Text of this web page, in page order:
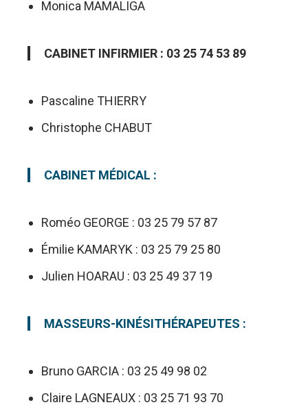
Monica MAMALIGA
CABINET INFIRMIER : 03 25 74 53 89
Pascaline THIERRY
Christophe CHABUT
CABINET MÉDICAL :
Roméo GEORGE : 03 25 79 57 87
Émilie KAMARYK : 03 25 79 25 80
Julien HOARAU : 03 25 49 37 19
MASSEURS-KINÉSITHÉRAPEUTES :
Bruno GARCIA : 03 25 49 98 02
Claire LAGNEAUX : 03 25 71 93 70